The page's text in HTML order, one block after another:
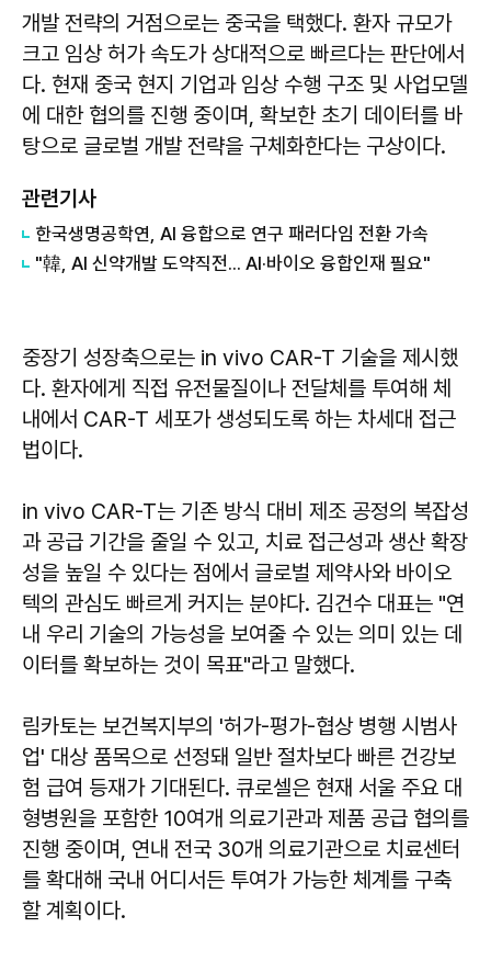
개발 전략의 거점으로는 중국을 택했다. 환자 규모가
크고 임상 허가 속도가 상대적으로 빠르다는 판단에서
다. 현재 중국 현지 기업과 임상 수행 구조 및 사업모델
에 대한 협의를 진행 중이며, 확보한 초기 데이터를 바
탕으로 글로벌 개발 전략을 구체화한다는 구상이다.
관련기사
한국생명공학연, AI 융합으로 연구 패러다임 전환 가속
"韓, AI 신약개발 도약직전... AI·바이오 융합인재 필요"
중장기 성장축으로는 in vivo CAR-T 기술을 제시했
다. 환자에게 직접 유전물질이나 전달체를 투여해 체
내에서 CAR-T 세포가 생성되도록 하는 차세대 접근
법이다.
in vivo CAR-T는 기존 방식 대비 제조 공정의 복잡성
과 공급 기간을 줄일 수 있고, 치료 접근성과 생산 확장
성을 높일 수 있다는 점에서 글로벌 제약사와 바이오
텍의 관심도 빠르게 커지는 분야다. 김건수 대표는 "연
내 우리 기술의 가능성을 보여줄 수 있는 의미 있는 데
이터를 확보하는 것이 목표"라고 말했다.
림카토는 보건복지부의 '허가-평가-협상 병행 시범사
업' 대상 품목으로 선정돼 일반 절차보다 빠른 건강보
험 급여 등재가 기대된다. 큐로셀은 현재 서울 주요 대
형병원을 포함한 10여개 의료기관과 제품 공급 협의를
진행 중이며, 연내 전국 30개 의료기관으로 치료센터
를 확대해 국내 어디서든 투여가 가능한 체계를 구축
할 계획이다.